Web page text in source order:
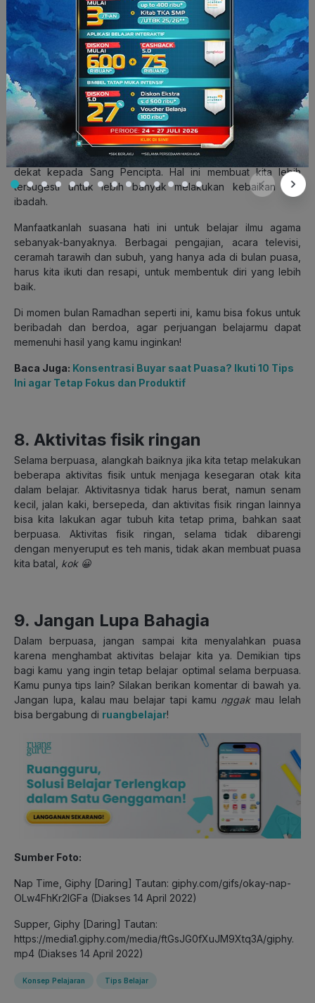
tatap muka di sekolah.
Selain itu, jadwal belajarnya juga fleksibel menyesuaikan
dengan waktu luangmu. Apalagi kalo bisa diajarin sama
kakak-kakak yang seru dariBrain Academy, belajar di bulan
puasa pun tetap bisa semangat!
7. Belajar agama
Suasana bulan Ramadhan selalu membuat kita merasa lebih
dekat kepada Sang Pencipta. Hal ini membuat kita lebih
tersugesti untuk lebih banyak melakukan kebaikan dan
ibadah.
Manfaatkanlah suasana hati ini untuk belajar ilmu agama
sebanyak-banyaknya. Berbagai pengajian, acara televisi,
ceramah tarawih dan subuh, yang hanya ada di bulan puasa,
harus kita ikuti dan resapi, untuk membentuk diri yang lebih
baik.
Di momen bulan Ramadhan seperti ini, kamu bisa fokus untuk
beribadah dan berdoa, agar perjuangan belajarmu dapat
memenuhi hasil yang kamu inginkan!
Baca Juga: Konsentrasi Buyar saat Puasa? Ikuti 10 Tips
Ini agar Tetap Fokus dan Produktif
8. Aktivitas fisik ringan
Selama berpuasa, alangkah baiknya jika kita tetap melakukan
beberapa aktivitas fisik untuk menjaga kesegaran otak kita
dalam belajar. Aktivitasnya tidak harus berat, namun senam
kecil, jalan kaki, bersepeda, dan aktivitas fisik ringan lainnya
bisa kita lakukan agar tubuh kita tetap prima, bahkan saat
berpuasa. Aktivitas fisik ringan, selama tidak dibarengi
dengan menyeruput es teh manis, tidak akan membuat puasa
kita batal, kok 😀
9. Jangan Lupa Bahagia
Dalam berpuasa, jangan sampai kita menyalahkan puasa
karena menghambat aktivitas belajar kita ya. Demikian tips
bagi kamu yang ingin tetap belajar optimal selama berpuasa.
Kamu punya tips lain? Silakan berikan komentar di bawah ya.
Jangan lupa, kalau mau belajar tapi kamu nggak mau lelah
bisa bergabung di ruangbelajar!
Sumber Foto:
Nap Time, Giphy [Daring] Tautan: giphy.com/gifs/okay-nap-
OLw4FhKr2IGFa (Diakses 14 April 2022)
Supper, Giphy [Daring] Tautan:
https://media1.giphy.com/media/ftGsJG0fXuJM9Xtq3A/giphy.
mp4 (Diakses 14 April 2022)
Konsep Pelajaran Tips Belajar